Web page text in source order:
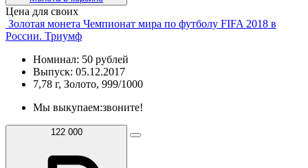
Цена для своих
Золотая монета Чемпионат мира по футболу FIFA 2018 в
России. Триумф
Номинал: 50 рублей
Выпуск: 05.12.2017
7,78 г, Золото, 999/1000
Мы выкупаем:звоните!
122 000